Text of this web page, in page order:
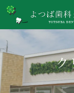
ク